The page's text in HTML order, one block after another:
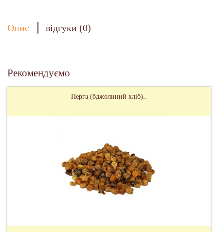
Опис відгуки (0)
Рекомендуємо
Перга (бджолиний хліб)..